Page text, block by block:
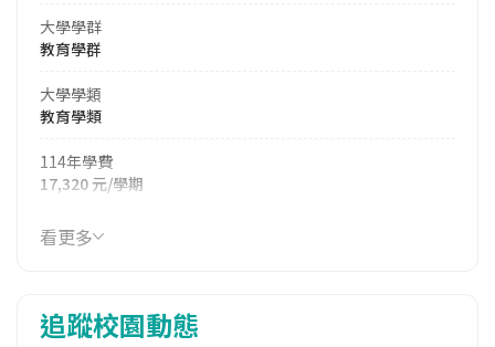
大學學群
教育學群
大學學類
教育學類
114年學費
17,320 元/學期
114年雜費
7,190 元/學期
100.00%
看更多
追蹤校園動態